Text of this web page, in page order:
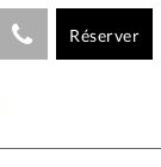
Réserver